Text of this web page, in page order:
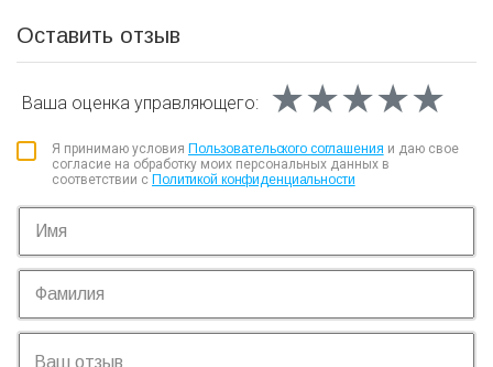
Оставить отзыв
Ваша оценка управляющего: ★★★★★
★★★★★
★★★★★
Я принимаю условия Пользовательского соглашения и даю свое
согласие на обработку моих персональных данных в
соответствии с Политикой конфиденциальности